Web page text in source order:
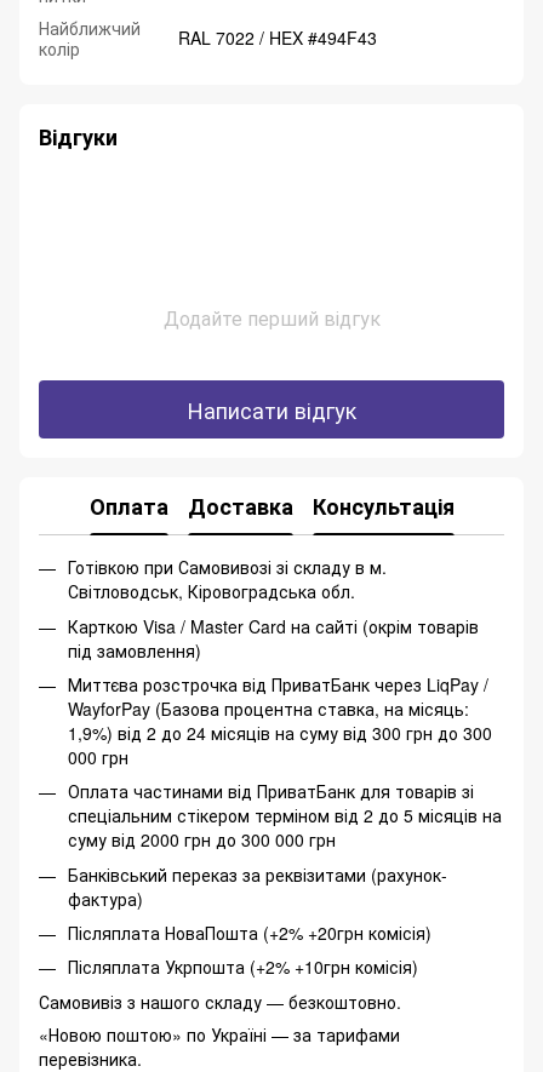
Найближчий
колір
RAL 7022 / HEX #494F43
Відгуки
Додайте перший відгук
Написати відгук
Оплата Доставка Консультація
Готівкою при Самовивозі зі складу в м.
Світловодськ, Кіровоградська обл.
Карткою Visa / Master Card на сайті (окрім товарів
під замовлення)
Миттєва розстрочка від ПриватБанк через LiqPay /
WayforPay (Базова процентна ставка, на місяць:
1,9%) від 2 до 24 місяців на суму від 300 грн до 300
000 грн
Оплата частинами від ПриватБанк для товарів зі
спеціальним стікером терміном від 2 до 5 місяців на
суму від 2000 грн до 300 000 грн
Банківський переказ за реквізитами (рахунок-
фактура)
Післяплата НоваПошта (+2% +20грн комісія)
Післяплата Укрпошта (+2% +10грн комісія)
Самовивіз з нашого складу — безкоштовно.
«Новою поштою» по Україні — за тарифами
перевізника.